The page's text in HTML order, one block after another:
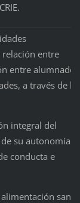
relación entre
entre alumnado
a través de la
integral del
su autonomía
conducta e
sana,